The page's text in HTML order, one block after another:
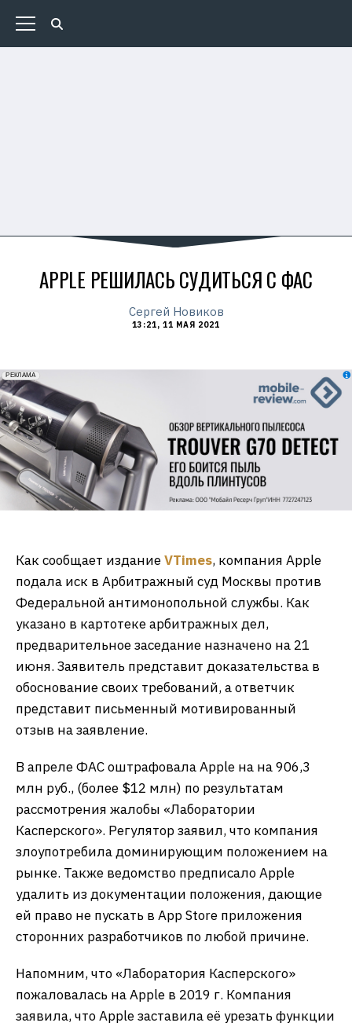
APPLE РЕШИЛАСЬ СУДИТЬСЯ С ФАС
Сергей Новиков
13:21, 11 МАЯ 2021
erid: 2VfnxxmNzs5
РЕКЛАМА
Как сообщает изданиеVTimes, компания Apple
подала иск в Арбитражный суд Москвы против
Федеральной антимонопольной службы. Как
указано в картотеке арбитражных дел,
предварительное заседание назначено на 21
июня. Заявитель представит доказательства в
обоснование своих требований, а ответчик
представит письменный мотивированный
отзыв на заявление.
В апреле ФАС оштрафовала Apple на на 906,3
млн руб., (более $12 млн) по результатам
рассмотрения жалобы «Лаборатории
Касперского». Регулятор заявил, что компания
злоупотребила доминирующим положением на
рынке. Также ведомство предписало Apple
удалить из документации положения, дающие
ей право не пускать в App Store приложения
сторонних разработчиков по любой причине.
Напомним, что «Лаборатория Касперского»
пожаловалась на Apple в 2019 г. Компания
заявила, что Apple заставила её урезать функции